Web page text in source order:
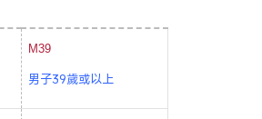
M39
男子39歲或以上